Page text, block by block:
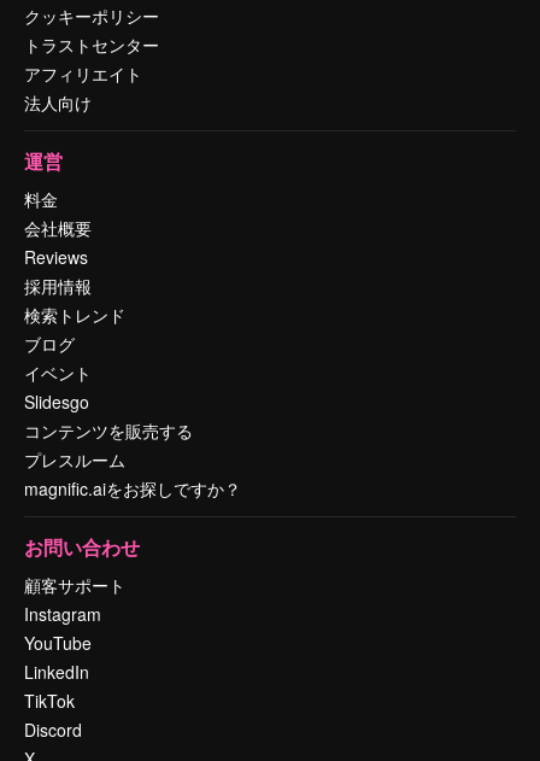
クッキーポリシー
トラストセンター
アフィリエイト
法人向け
運営
料金
会社概要
Reviews
採用情報
検索トレンド
ブログ
イベント
Slidesgo
コンテンツを販売する
プレスルーム
magnific.aiをお探しですか？
お問い合わせ
顧客サポート
Instagram
YouTube
LinkedIn
TikTok
Discord